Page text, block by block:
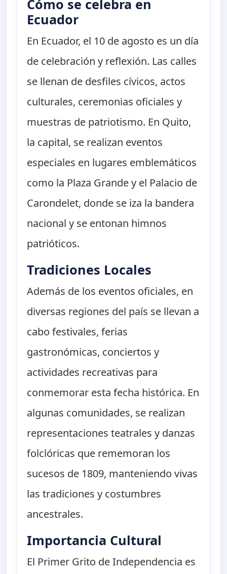
Cómo se celebra en
Ecuador
En Ecuador, el 10 de agosto es un día
de celebración y reflexión. Las calles
se llenan de desfiles cívicos, actos
culturales, ceremonias oficiales y
muestras de patriotismo. En Quito,
la capital, se realizan eventos
especiales en lugares emblemáticos
como la Plaza Grande y el Palacio de
Carondelet, donde se iza la bandera
nacional y se entonan himnos
patrióticos.
Tradiciones Locales
Además de los eventos oficiales, en
diversas regiones del país se llevan a
cabo festivales, ferias
gastronómicas, conciertos y
actividades recreativas para
conmemorar esta fecha histórica. En
algunas comunidades, se realizan
representaciones teatrales y danzas
folclóricas que rememoran los
sucesos de 1809, manteniendo vivas
las tradiciones y costumbres
ancestrales.
Importancia Cultural
El Primer Grito de Independencia es